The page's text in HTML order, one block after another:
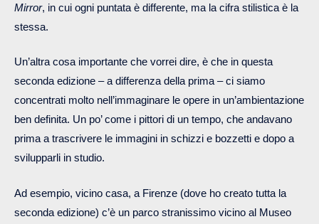
Mirror, in cui ogni puntata è differente, ma la cifra stilistica è la
stessa.
Un’altra cosa importante che vorrei dire, è che in questa
seconda edizione – a differenza della prima – ci siamo
concentrati molto nell’immaginare le opere in un’ambientazione
ben definita. Un po’ come i pittori di un tempo, che andavano
prima a trascrivere le immagini in schizzi e bozzetti e dopo a
svilupparli in studio.
Ad esempio, vicino casa, a Firenze (dove ho creato tutta la
seconda edizione) c’è un parco stranissimo vicino al Museo